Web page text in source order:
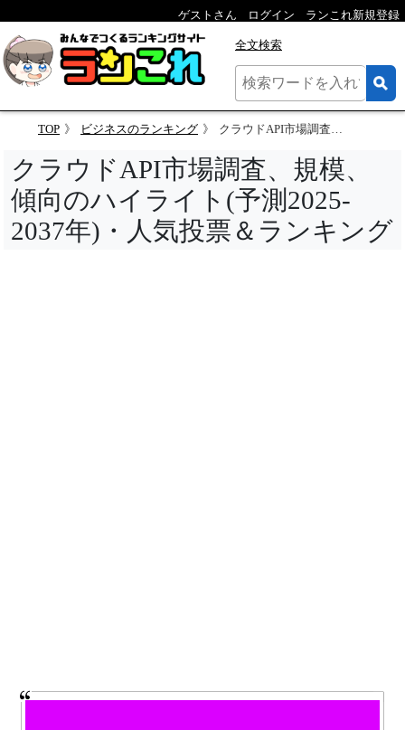
ゲストさん ログイン ランこれ新規登録
全文検索
TOP ビジネスのランキング クラウドAPI市場調査、規模、傾向のハイライト(予測2025-2037年)・人気投票＆ランキング
クラウドAPI市場調査、規模、
傾向のハイライト(予測2025-
2037年)・人気投票＆ランキング